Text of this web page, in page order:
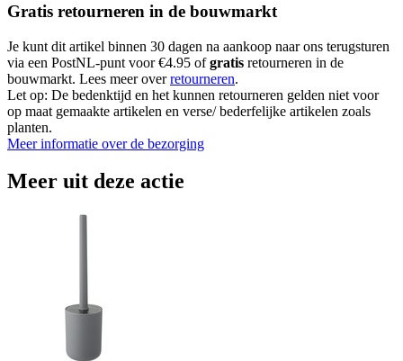
Gratis retourneren in de bouwmarkt
Je kunt dit artikel binnen 30 dagen na aankoop naar ons terugsturen
via een PostNL-punt voor €4.95 ofgratis retourneren in de
bouwmarkt. Lees meer overretourneren.
Let op: De bedenktijd en het kunnen retourneren gelden niet voor
op maat gemaakte artikelen en verse/ bederfelijke artikelen zoals
planten.
Meer informatie over de bezorging
Meer uit deze actie